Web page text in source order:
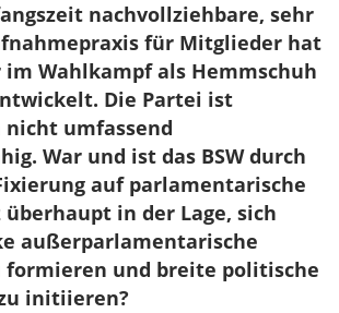
nachvollziehbare, sehr
für Mitglieder hat
Wahlkampf als Hemmschuh
Die Partei ist
umfassend
War und ist das BSW durch
auf parlamentarische
überhaupt in der Lage, sich
außerparlamentarische
formieren und breite politische
initiieren?